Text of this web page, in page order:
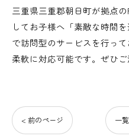
三重県三重郡朝日町が拠点
してお子様へ「素敵な時間
で訪問型のサービスを行っ
柔軟に対応可能です。ぜひご
< 前のページ 一